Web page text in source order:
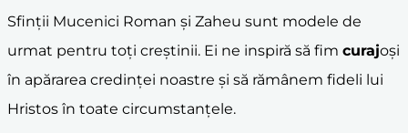
Sfinții Mucenici Roman și Zaheu sunt modele de
urmat pentru toți creștinii. Ei ne inspiră să fim curajoși
în apărarea credinței noastre și să rămânem fideli lui
Hristos în toate circumstanțele.